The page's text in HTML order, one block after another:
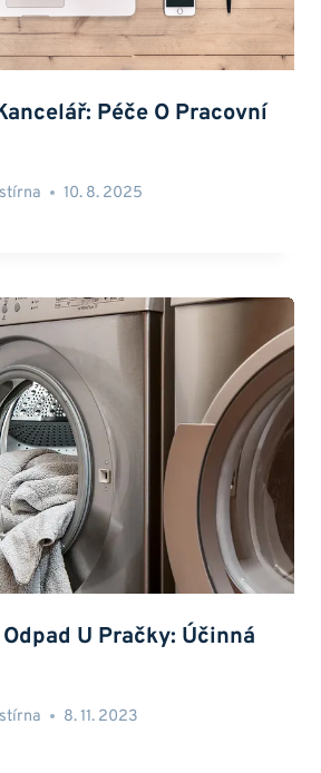
Péče O Pracovní
10. 8. 2025
U Pračky: Účinná
8. 11. 2023